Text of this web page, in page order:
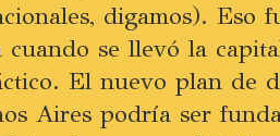
digamos). Eso
se llevó la
El nuevo plan de
Aires podría ser